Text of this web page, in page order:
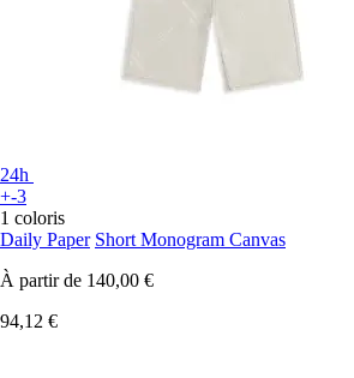
24h
+-3
1 coloris
Daily Paper Short Monogram Canvas
À partir de 140,00 €
94,12 €